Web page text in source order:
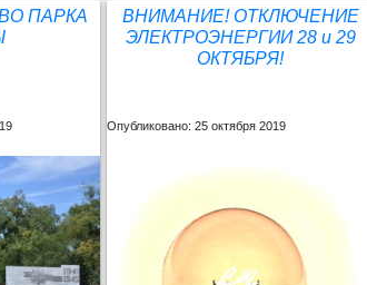
ПАРКА
ВНИМАНИЕ! ОТКЛЮЧЕНИЕ
ЭЛЕКТРОЭНЕРГИИ 28 и 29
ОКТЯБРЯ!
Опубликовано: 25 октября 2019